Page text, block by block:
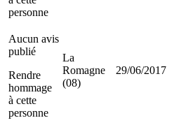
personne
Aucun avis
publié
Rendre
hommage
à cette
personne
La
Romagne
(08)
29/06/2017